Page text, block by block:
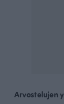
Arvostelujen